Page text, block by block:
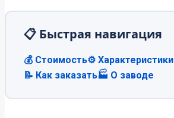
📋 Быстрая навигация
💰 Стоимость⚙️ Характеристики
📝 Как заказать🏭 О заводе